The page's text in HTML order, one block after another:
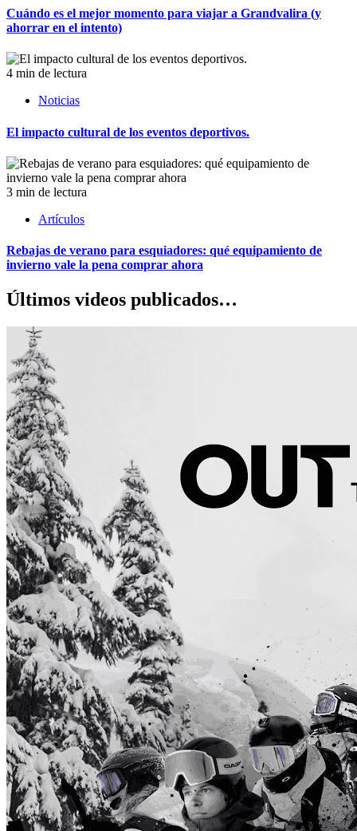
Cuándo es el mejor momento para viajar a Grandvalira (y
ahorrar en el intento)
4 min de lectura
Noticias
El impacto cultural de los eventos deportivos.
3 min de lectura
Artículos
Rebajas de verano para esquiadores: qué equipamiento de
invierno vale la pena comprar ahora
Últimos videos publicados…